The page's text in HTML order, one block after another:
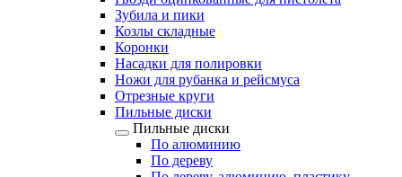
Зубила и пики
Козлы складные
Коронки
Насадки для полировки
Ножи для рубанка и рейсмуса
Отрезные круги
Пильные диски
Пильные диски
По алюминию
По дереву